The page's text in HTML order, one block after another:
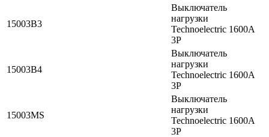
15003B3
Выключатель
нагрузки
Technoelectric 1600А
3P
15003B4
Выключатель
нагрузки
Technoelectric 1600А
3P
15003MS
Выключатель
нагрузки
Technoelectric 1600А
3P